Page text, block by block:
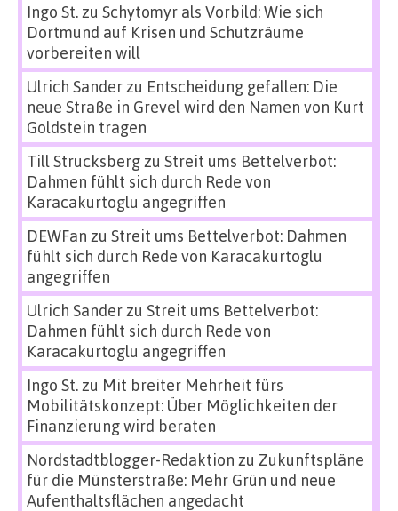
Ingo St.zu Schytomyr als Vorbild: Wie sich
Dortmund auf Krisen und Schutzräume
vorbereiten will
Ulrich Sanderzu Entscheidung gefallen: Die
neue Straße in Grevel wird den Namen von Kurt
Goldstein tragen
Till Strucksbergzu Streit ums Bettelverbot:
Dahmen fühlt sich durch Rede von
Karacakurtoglu angegriffen
DEWFan zu Streit ums Bettelverbot: Dahmen
fühlt sich durch Rede von Karacakurtoglu
angegriffen
Ulrich Sanderzu Streit ums Bettelverbot:
Dahmen fühlt sich durch Rede von
Karacakurtoglu angegriffen
Ingo St.zu Mit breiter Mehrheit fürs
Mobilitätskonzept: Über Möglichkeiten der
Finanzierung wird beraten
Nordstadtblogger-Redaktion zu Zukunftspläne
für die Münsterstraße: Mehr Grün und neue
Aufenthaltsflächen angedacht